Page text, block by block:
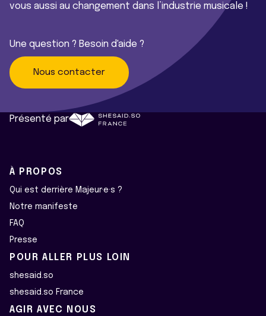
vous aussi au changement dans l’industrie musicale !
Une question ? Besoin d'aide ?
Nous contacter
Présenté par
À PROPOS
Qui est derrière Majeur·e·s ?
Notre manifeste
FAQ
Presse
POUR ALLER PLUS LOIN
shesaid.so
shesaid.so France
AGIR AVEC NOUS